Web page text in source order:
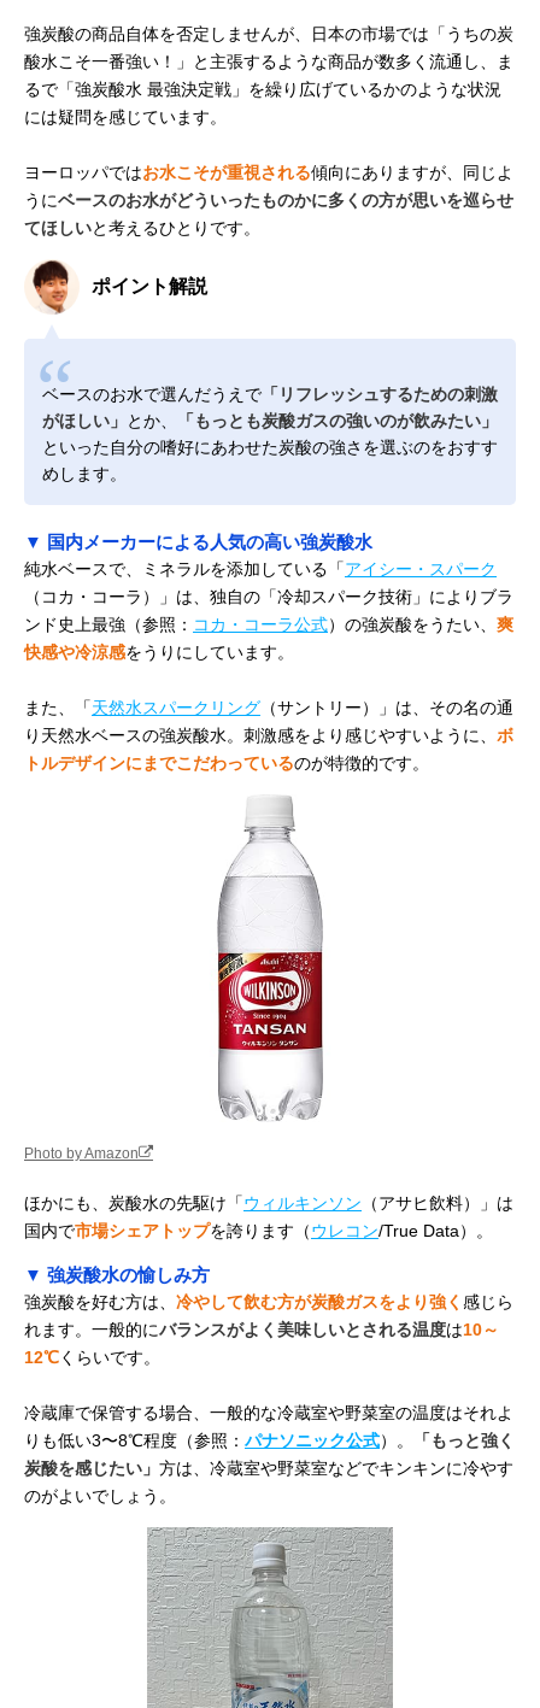
強炭酸の商品自体を否定しませんが、日本の市場では「うちの炭
酸水こそ一番強い！」と主張するような商品が数多く流通し、ま
るで「強炭酸水 最強決定戦」を繰り広げているかのような状況
には疑問を感じています。
ヨーロッパではお水こそが重視される傾向にありますが、同じよ
うにベースのお水がどういったものかに多くの方が思いを巡らせ
てほしいと考えるひとりです。
ポイント解説
ベースのお水で選んだうえで 「リフレッシュするための刺激
がほしい」 とか、
「もっとも炭酸ガスの強いのが飲みたい」
といった自分の嗜好にあわせた炭酸の強さを選ぶのをおすす
めします。
▼ 国内メーカーによる人気の高い強炭酸水
純水ベースで、ミネラルを添加している「アイシー・スパーク
（コカ・コーラ）」は、独自の「冷却スパーク技術」によりブラ
ンド史上最強（参照： コカ・コーラ公式）の強炭酸をうたい、 爽
快感や冷涼感をうりにしています。
また、「天然水スパークリング （サントリー）」は、その名の通
り天然水ベースの強炭酸水。刺激感をより感じやすいように、 ボ
トルデザインにまでこだわっているのが特徴的です。
Photo by Amazon
ほかにも、炭酸水の先駆け「ウィルキンソン （アサヒ飲料）」は
国内で市場シェアトップを誇ります（ウレコン/True Data）。
▼ 強炭酸水の愉しみ方
強炭酸を好む方は、 冷やして飲む方が炭酸ガスをより強く 感じら
れます。一般的にバランスがよく美味しいとされる温度は10～
12℃くらいです。
冷蔵庫で保管する場合、一般的な冷蔵室や野菜室の温度はそれよ
りも低い3〜8℃程度（参照： パナソニック公式）。
「もっと強く
炭酸を感じたい」 方は、冷蔵室や野菜室などでキンキンに冷やす
のがよいでしょう。